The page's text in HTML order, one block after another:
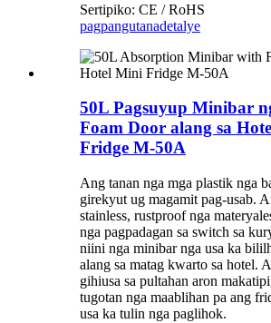
Sertipiko: CE / RoHS
pagpangutanadetalye
50L Pagsuyup Minibar
Foam Door alang sa
Fridge M-50A
Ang tanan nga mga plastik nga
girekyut ug magamit pag-usab.
stainless, rustproof nga
nga pagpadagan sa switch sa
niini nga minibar nga usa ka
alang sa matag kwarto sa hotel.
gihiusa sa pultahan aron
tugotan nga maablihan pa ang
usa ka tulin nga paglihok.